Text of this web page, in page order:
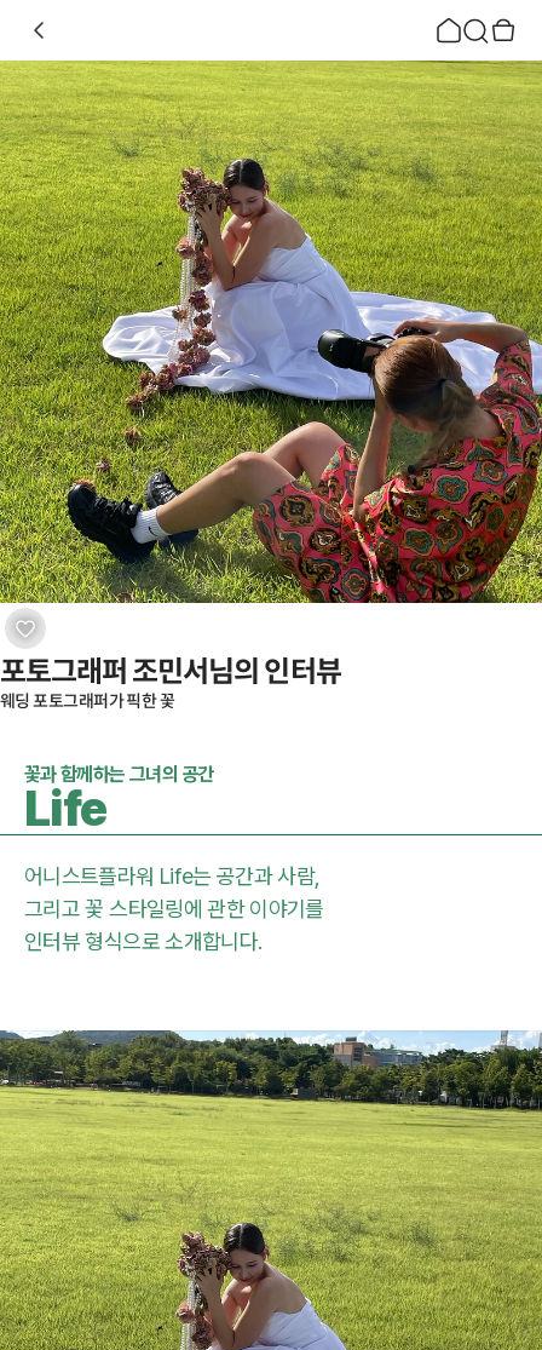
포토그래퍼 조민서님의 인터뷰
웨딩 포토그래퍼가 픽한 꽃
꽃과 함께하는 그녀의 공간
Life
어니스트플라워 Life는공간과 사람,
그리고 꽃 스타일링에 관한 이야기를
인터뷰 형식으로 소개합니다.